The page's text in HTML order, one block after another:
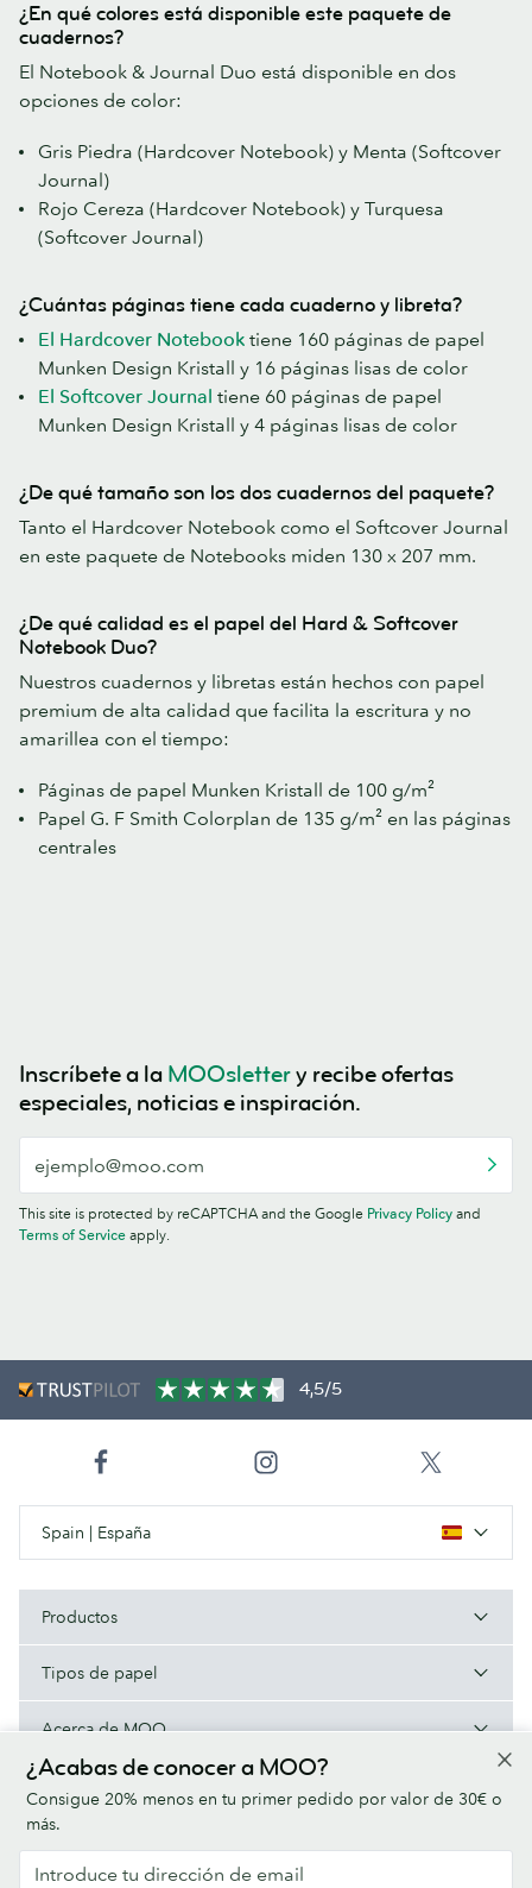
¿En qué colores está disponible este paquete de
cuadernos?
El Notebook & Journal Duo está disponible en dos
opciones de color:
Gris Piedra (Hardcover Notebook) y Menta (Softcover
Journal)
Rojo Cereza (Hardcover Notebook) y Turquesa
(Softcover Journal)
¿Cuántas páginas tiene cada cuaderno y libreta?
El Hardcover Notebook tiene 160 páginas de papel
Munken Design Kristall y 16 páginas lisas de color
El Softcover Journal tiene 60 páginas de papel
Munken Design Kristall y 4 páginas lisas de color
¿De qué tamaño son los dos cuadernos del paquete?
Tanto el Hardcover Notebook como el Softcover Journal
en este paquete de Notebooks miden 130 x 207 mm.
¿De qué calidad es el papel del Hard & Softcover
Notebook Duo?
Nuestros cuadernos y libretas están hechos con papel
premium de alta calidad que facilita la escritura y no
amarillea con el tiempo:
Páginas de papel Munken Kristall de 100 g/m²
Papel G. F Smith Colorplan de 135 g/m² en las páginas
centrales
Inscríbete a la MOOslettery recibe ofertas
especiales, noticias e inspiración.
This site is protected by reCAPTCHA and the Google Privacy Policy and
Terms of Service apply.
¿Acabas de conocer a MOO?
Consigue 20% menos en tu primer pedido por valor de 30€ o
más.
4,5/5
Spain | España
Productos
Tipos de papel
Acerca de MOO